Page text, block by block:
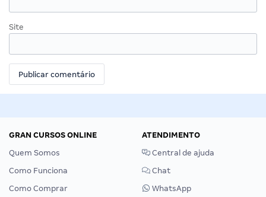
Site
GRAN CURSOS ONLINE
Quem Somos
Como Funciona
Como Comprar
ATENDIMENTO
Central de ajuda
Chat
WhatsApp